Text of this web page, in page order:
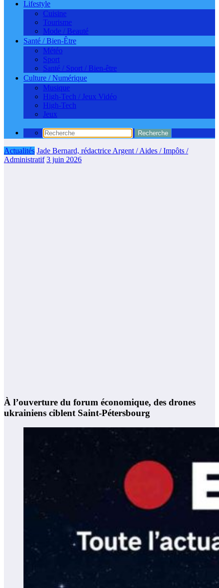
Lifestyle
Cuisine
Tourisme
Mode / Beauté
Santé / Bien-Être
Météo
Sport
Santé / Sport / Bien-être
Culture / Numérique
Musique
High-Tech / Jeux Vidéo
High-Tech
Jeux
Actualités Jade Bernard, rédactrice Argent / Aides / Impôts /
Administratif 3 juin 2026
À l’ouverture du forum économique, des drones
ukrainiens ciblent Saint-Pétersbourg